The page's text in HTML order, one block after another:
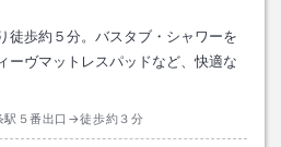
徒歩約５分。バスタブ・シャワーを
ーヴマットレスパッドなど、快適な
駅５番出口→徒歩約３分